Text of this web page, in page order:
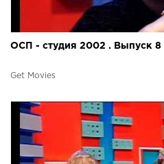
ОСП - студия 2002 . Выпуск 8
Get Movies